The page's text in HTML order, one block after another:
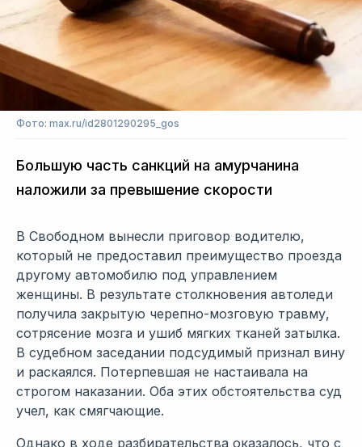
Фото: max.ru/id2801290295_gos
Большую часть санкций на амурчанина
наложили за превышение скорости
В Свободном вынесли приговор водителю,
который не предоставил преимущество проезда
другому автомобилю под управлением
женщины. В результате столкновения автоледи
получила закрытую черепно-мозговую травму,
сотрясение мозга и ушиб мягких тканей затылка.
В судебном заседании подсудимый признал вину
и раскаялся. Потерпевшая не настаивала на
строгом наказании. Оба этих обстоятельства суд
учел, как смягчающие.
Однако в ходе разбирательства оказалось, что с